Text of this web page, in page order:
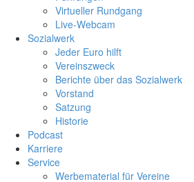
Virtueller Rundgang
Live-Webcam
Sozialwerk
Jeder Euro hilft
Vereinszweck
Berichte über das Sozialwerk
Vorstand
Satzung
Historie
Podcast
Karriere
Service
Werbematerial für Vereine